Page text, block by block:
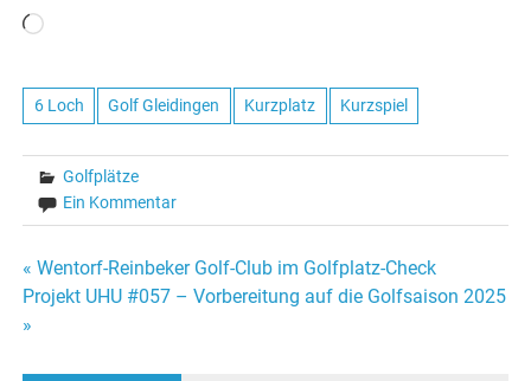
Wird
6 Loch Golf Gleidingen Kurzplatz Kurzspiel
Golfplätze
Ein Kommentar
Beitragsnavigation
« Wentorf-Reinbeker Golf-Club im Golfplatz-Check
Projekt UHU #057 – Vorbereitung auf die Golfsaison 2025
»